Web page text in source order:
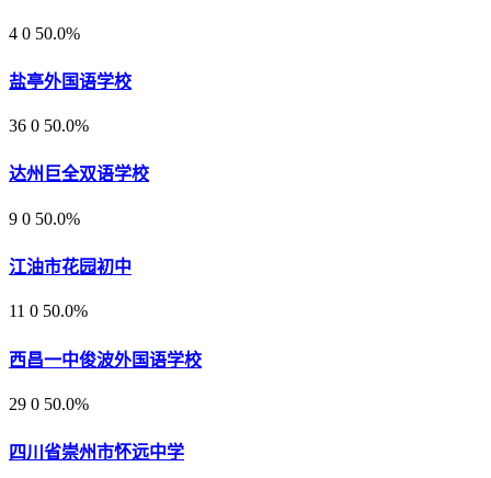
4 0 50.0%
盐亭外国语学校
36 0 50.0%
达州巨全双语学校
9 0 50.0%
江油市花园初中
11 0 50.0%
西昌一中俊波外国语学校
29 0 50.0%
四川省崇州市怀远中学